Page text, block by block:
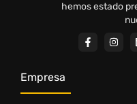
hemos estado
Empresa